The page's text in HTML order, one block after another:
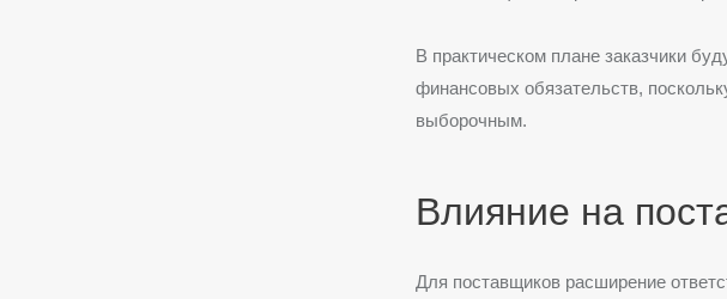
В практическом плане заказчики
финансовых обязательств,
выборочным.
Влияние на
Для поставщиков расширение